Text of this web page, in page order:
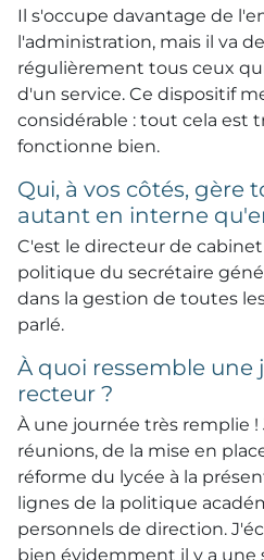
Il s'occupe davantage de
l'administration, mais il va
régulièrement tous ceux
d'un service. Ce dispositif
considérable : tout cela est
fonctionne bien.
Qui, à vos côtés, gère
autant en interne
C'est le directeur de
politique du secrétaire
dans la gestion de toutes
parlé.
À quoi ressemble une
recteur ?
À une journée très remplie !
réunions, de la mise en
réforme du lycée à la
lignes de la politique
personnels de direction.
bien évidemment il y a une